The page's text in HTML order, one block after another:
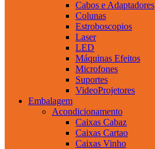
Cabos e Adaptadores
Colunas
Estroboscopios
Laser
LED
Máquinas Efeitos
Microfones
Suportes
VideoProjetores
Embalagem
Acondicionamento
Caixas Cabaz
Caixas Cartao
Caixas Vinho